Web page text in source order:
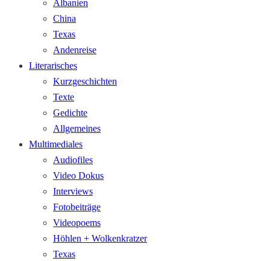
Albanien
China
Texas
Andenreise
Literarisches
Kurzgeschichten
Texte
Gedichte
Allgemeines
Multimediales
Audiofiles
Video Dokus
Interviews
Fotobeiträge
Videopoems
Höhlen + Wolkenkratzer
Texas